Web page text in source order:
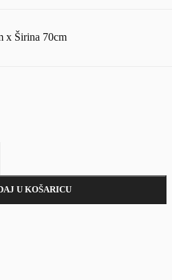
x Širina 70cm
U KOŠARICU